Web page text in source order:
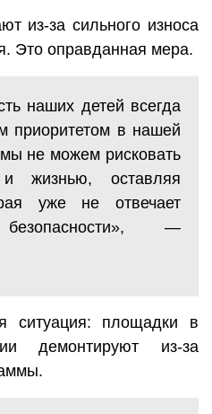
из-за сильного износа
Это оправданная мера.
наших детей всегда
приоритетом в нашей
не можем рисковать
жизнью, оставляя
уже не отвечает
—
ситуация: площадки в
демонтируют из-за